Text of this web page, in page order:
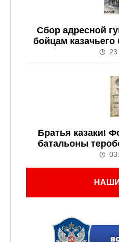
Сбор адресной
бойцам
Братья казаки!
батальоны